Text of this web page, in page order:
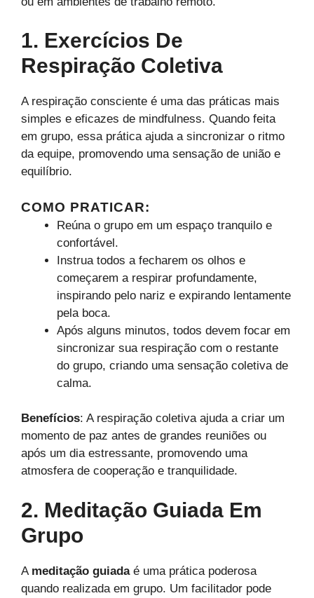
1. Exercícios De
Respiração Coletiva
A respiração consciente é uma das práticas mais
simples e eficazes de mindfulness. Quando feita
em grupo, essa prática ajuda a sincronizar o ritmo
da equipe, promovendo uma sensação de união e
equilíbrio.
COMO PRATICAR:
Reúna o grupo em um espaço tranquilo e
confortável.
Instrua todos a fecharem os olhos e
começarem a respirar profundamente,
inspirando pelo nariz e expirando lentamente
pela boca.
Após alguns minutos, todos devem focar em
sincronizar sua respiração com o restante
do grupo, criando uma sensação coletiva de
calma.
Benefícios: A respiração coletiva ajuda a criar um
momento de paz antes de grandes reuniões ou
após um dia estressante, promovendo uma
atmosfera de cooperação e tranquilidade.
2. Meditação Guiada Em
Grupo
A meditação guiadaé uma prática poderosa
quando realizada em grupo. Um facilitador pode